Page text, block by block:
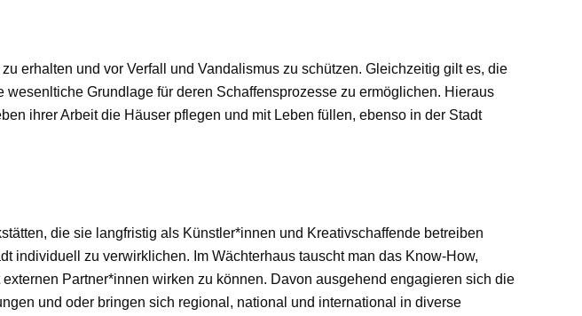
erhalten und vor Verfall und Vandalismus zu schützen. Gleichzeitig gilt es, die
Grundlage für deren Schaffensprozesse zu ermöglichen. Hieraus
ihrer Arbeit die Häuser pflegen und mit Leben füllen, ebenso in der Stadt
die sie langfristig als Künstler*innen und Kreativschaffende betreiben
individuell zu verwirklichen. Im Wächterhaus tauscht man das Know-How,
Partner*innen wirken zu können. Davon ausgehend engagieren sich die
und oder bringen sich regional, national und international in diverse